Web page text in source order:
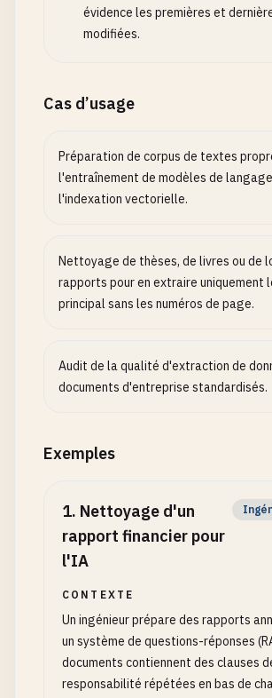
évidence les premières et
modifiées.
Cas d’usage
Préparation de corpus de textes
l'entraînement de modèles de
l'indexation vectorielle.
Nettoyage de thèses, de livres ou de
rapports pour en extraire uniquement
principal sans les numéros de page.
Audit de la qualité d'extraction de
documents d'entreprise standardisés.
Exemples
1. Nettoyage d'un
rapport financier pour
l'IA
CONTEXTE
Un ingénieur prépare des rapports
un système de questions-réponses
documents contiennent des clauses
responsabilité répétées en bas de